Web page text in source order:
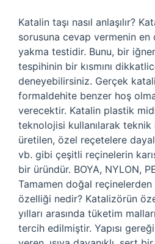
Katalin taşı nasıl anlaşılır?
sorusuna cevap vermenin en
yakma testidir. Bunu, bir
tespihinin bir kısmını
deneyebilirsiniz. Gerçek
formaldehite benzer hoş
verecektir. Katalin plastik
teknolojisi kullanılarak teknik
üretilen, özel reçetelere
vb. gibi çeşitli reçinelerin
bir üründür. BOYA, NYLON,
Tamamen doğal
özelliği nedir? Katalizörün
yılları arasında tüketim
tercih edilmiştir. Yapısı